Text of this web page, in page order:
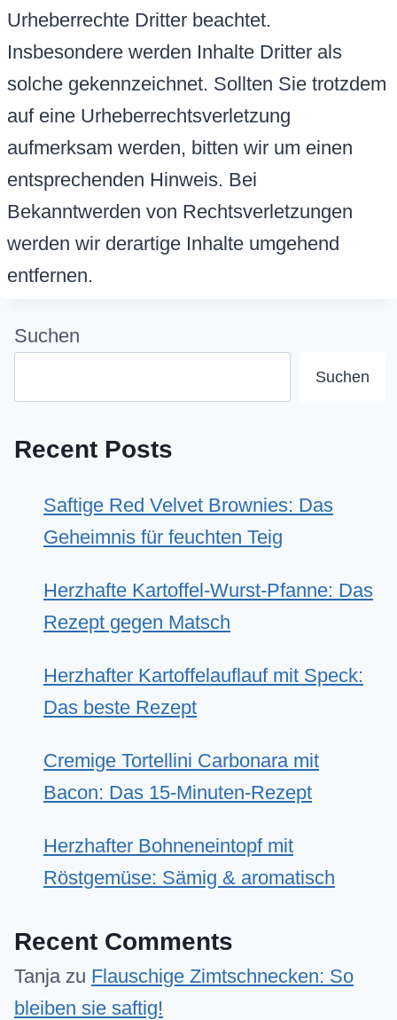
Urheberrechte Dritter beachtet.
Insbesondere werden Inhalte Dritter als
solche gekennzeichnet. Sollten Sie trotzdem
auf eine Urheberrechtsverletzung
aufmerksam werden, bitten wir um einen
entsprechenden Hinweis. Bei
Bekanntwerden von Rechtsverletzungen
werden wir derartige Inhalte umgehend
entfernen.
Suchen
Suchen
Recent Posts
Saftige Red Velvet Brownies: Das
Geheimnis für feuchten Teig
Herzhafte Kartoffel-Wurst-Pfanne: Das
Rezept gegen Matsch
Herzhafter Kartoffelauflauf mit Speck:
Das beste Rezept
Cremige Tortellini Carbonara mit
Bacon: Das 15-Minuten-Rezept
Herzhafter Bohneneintopf mit
Röstgemüse: Sämig & aromatisch
Recent Comments
Tanja zu Flauschige Zimtschnecken: So
bleiben sie saftig!